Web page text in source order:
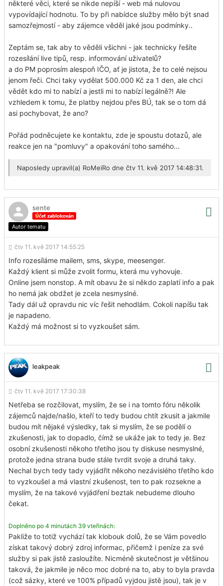
některé věci, které se nikde nepíší - web má nulovou
vypovídající hodnotu. To by při nabídce služby mělo být snad
samozřejmostí - aby zájemce věděl jaké jsou podmínky..
Zeptám se, tak aby to věděli všichni - jak technicky řešíte
rozesílání live tipů, resp. informování uživatelů?
a do PM poprosím alespoň IČO, ať je jistota, že to celé nejsou
jenom řeči. Chci taky vydělat 500.000 Kč za 1 den, ale chci
vědět kdo mi to nabízí a jestli mi to nabízí legálně?! Ale
vzhledem k tomu, že platby nejdou přes BÚ, tak se o tom dá
asi pochybovat, že ano?
Pořád podněcujete ke kontaktu, zde je spoustu dotazů, ale
reakce jen na "pomluvy" a opakování toho samého...
Naposledy upravil(a) RoMeiRo dne čtv 11. kvě 2017 14:48:31.
sente
Autor tematu
čtv 11. kvě 2017 14:55:25
Info rozesíláme mailem, sms, skype, meesenger.
Každý klient si může zvolit formu, která mu vyhovuje.
Online jsem nonstop. A mít obavu že si někdo zaplatí info a pak
ho nemá jak obdžet je zcela nesmyslné.
Tady dál už opravdu nic víc řešit nehodlám. Cokoli napíšu tak
je napadeno.
Každý má možnost si to vyzkoušet sám.
leakpeak
čtv 11. kvě 2017 17:30:38
Netřeba se rozčilovat, myslím, že se i na tomto fóru několik
zájemců najde/našlo, kteří to tedy budou chtít zkusit a jakmile
budou mít nějaké výsledky, tak si myslím, že se podělí o
zkušenosti, jak to dopadlo, čímž se ukáže jak to tedy je. Bez
osobní zkušenosti někoho třetího jsou ty diskuse nesmyslné,
protože jedna strana bude stále tvrdit svoje a druhá taky.
Nechal bych tedy tady vyjádřit někoho nezávislého třetího kdo
to vyzkoušel a má vlastní zkušenost, ten to pak rozsekne a
myslím, že na takové vyjádření beztak nebudeme dlouho
čekat.
Doplněno po 4 minutách 39 vteřinách:
Pakliže to totiž vychází tak klobouk dolů, že se Vám povedlo
získat takový dobrý zdroj informac, přičemž i peníze za své
služby si pak jistě zasloužíte. Nicméně skutečnost je většinou
taková, že jakmile je něco moc dobré na to, aby to byla pravda
(což sázky, které ve 100% případů vyjdou jistě jsou), tak je v